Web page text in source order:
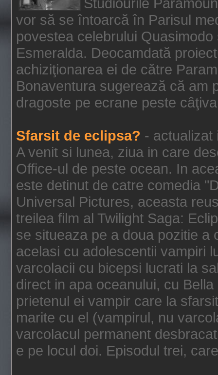
vor să se întoarcă în Parisul
povestea celebrului
Esmeralda. Deocamdată
achiziţionarea ei de către
Bonaventura sugerează că am
dragoste pe ecrane peste
Sfarsit de eclipsa? - actualizat
A venit si lunea, ziua in care
Office-ul de peste ocean. In
este detinut de catre comedia
Universal Pictures, aceasta
treilea film al Twilight Saga:
se situeaza pe a doua pozitie a
acelasi cu adolescentii vampiri
varcolacii cu bicepsi lucrati la
direct in apa oceanului, cu
prietenul ei vampir care la
marite cu el (vampirul, nu
varcolacul permanent
e pe locul doi. Episodul trei,